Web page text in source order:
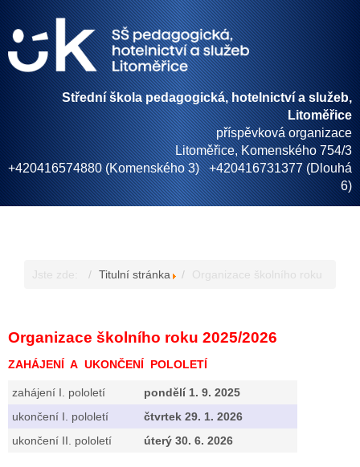
Střední škola pedagogická, hotelnictví a služeb,
Litoměřice
příspěvková organizace
Litoměřice, Komenského 754/3
+420416574880 (Komenského 3) +420416731377 (Dlouhá
6)
Jste zde: Titulní stránka Organizace školního roku
Organizace školního roku 2025/2026
ZAHÁJENÍ A UKONČENÍ POLOLETÍ
zahájení I. pololetí
pondělí 1. 9. 2025
ukončení I. pololetí
čtvrtek 29. 1. 2026
ukončení II. pololetí
úterý 30. 6. 2026